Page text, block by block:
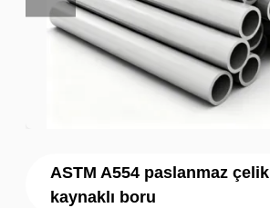
ASTM A554 paslanmaz çelik
kaynaklı boru